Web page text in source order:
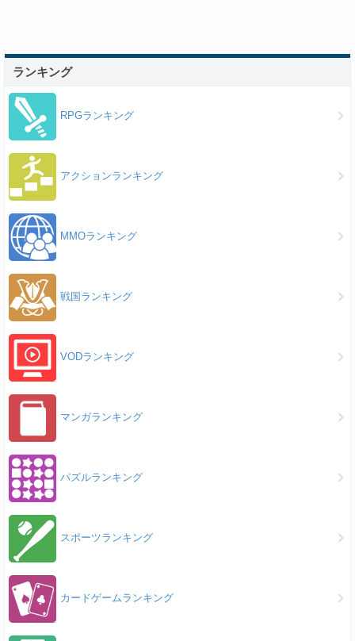
ランキング
RPGランキング
アクションランキング
MMOランキング
戦国ランキング
VODランキング
マンガランキング
パズルランキング
スポーツランキング
カードゲームランキング